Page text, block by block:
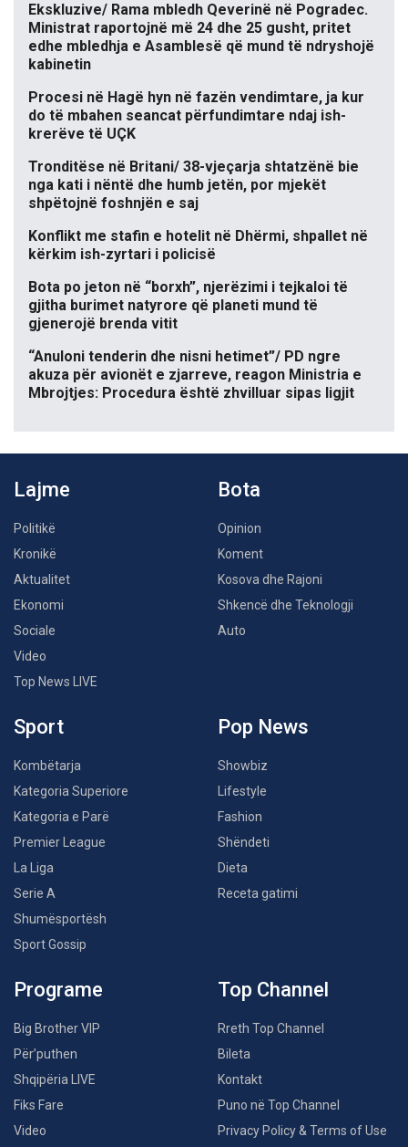
Ekskluzive/ Rama mbledh Qeverinë në Pogradec.
Ministrat raportojnë më 24 dhe 25 gusht, pritet
edhe mbledhja e Asamblesë që mund të ndryshojë
kabinetin
Procesi në Hagë hyn në fazën vendimtare, ja kur
do të mbahen seancat përfundimtare ndaj ish-
krerëve të UÇK
Tronditëse në Britani/ 38-vjeçarja shtatzënë bie
nga kati i nëntë dhe humb jetën, por mjekët
shpëtojnë foshnjën e saj
Konflikt me stafin e hotelit në Dhërmi, shpallet në
kërkim ish-zyrtari i policisë
Bota po jeton në “borxh”, njerëzimi i tejkaloi të
gjitha burimet natyrore që planeti mund të
gjenerojë brenda vitit
“Anuloni tenderin dhe nisni hetimet”/ PD ngre
akuza për avionët e zjarreve, reagon Ministria e
Mbrojtjes: Procedura është zhvilluar sipas ligjit
Lajme
Politikë
Kronikë
Aktualitet
Ekonomi
Sociale
Video
Top News LIVE
Bota
Opinion
Koment
Kosova dhe Rajoni
Shkencë dhe Teknologji
Auto
Sport
Kombëtarja
Kategoria Superiore
Kategoria e Parë
Premier League
La Liga
Serie A
Shumësportësh
Sport Gossip
Pop News
Showbiz
Lifestyle
Fashion
Shëndeti
Dieta
Receta gatimi
Programe
Big Brother VIP
Për’puthen
Shqipëria LIVE
Fiks Fare
Video
Top Channel
Rreth Top Channel
Bileta
Kontakt
Puno në Top Channel
Privacy Policy & Terms of Use